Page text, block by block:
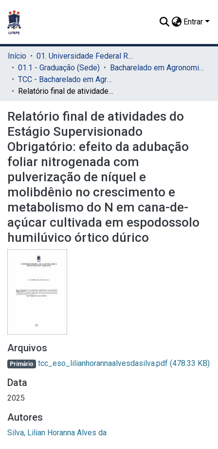
Entrar
Início
01. Universidade Federal Rural de Pernambuco - UFRPE (Sede)
01.1 - Graduação (Sede)
Bacharelado em Agronomia (Sede)
TCC - Bacharelado em Agronomia (Sede)
Relatório final de atividades do Estágio Supervisionado Obrigatório: efeito da adubação foliar nitrogenada com pulverização de níquel e molibdênio no crescimento e metabolismo do N em cana-de-açúcar cultivada em espodossolo humilúvico órtico dúrico
Relatório final de atividades do
Estágio Supervisionado
Obrigatório: efeito da adubação
foliar nitrogenada com
pulverização de níquel e
molibdênio no crescimento e
metabolismo do N em cana-de-
açúcar cultivada em espodossolo
humilúvico órtico dúrico
Arquivos
Primário tcc_eso_lilianhorannaalvesdasilva.pdf (478.33 KB)
Data
2025
Autores
Silva, Lilian Horanna Alves da